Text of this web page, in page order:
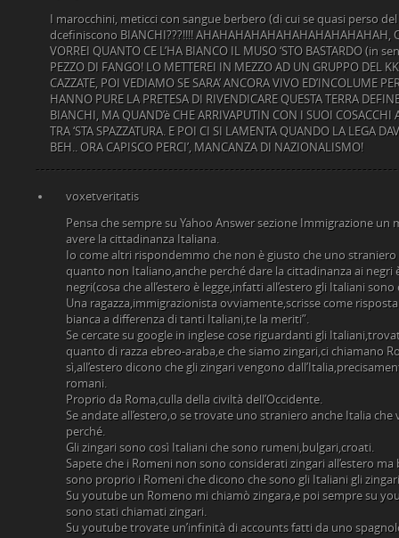
I marocchini, meticci con sangue berbero (di cui se quasi perso
dcefiniscono BIANCHI???!!!! AHAHAHAHAHAHAHAHAHAHAHAH,
VORREI QUANTO CE L’HA BIANCO IL MUSO ‘STO BASTARDO (in
PEZZO DI FANGO! LO METTEREI IN MEZZO AD UN GRUPPO DEL
CAZZATE, POI VEDIAMO SE SARA’ ANCORA VIVO ED’INCOLUME
HANNO PURE LA PRETESA DI RIVENDICARE QUESTA TERRA
BIANCHI, MA QUAND’è CHE ARRIVAPUTIN CON I SUOI COSACCHI
TRA ‘STA SPAZZATURA. E POI CI SI LAMENTA QUANDO LA LEGA
BEH.. ORA CAPISCO PERCI’, MANCANZA DI NAZIONALISMO!
voxetveritatis
Pensa che sempre su Yahoo Answer sezione Immigrazione un
avere la cittadinanza Italiana.
Io come altri rispondemmo che non è giusto che uno
quanto non Italiano,anche perché dare la cittadinanza ai negri
negri(cosa che all’estero è legge,infatti all’estero gli Italiani
Una ragazza,immigrazionista ovviamente,scrisse come
bianca a differenza di tanti Italiani,te la meriti”.
Se cercate su google in inglese cose riguardanti gli
quanto di razza ebreo-araba,e che siamo zingari,ci chiamano
sì,all’estero dicono che gli zingari vengono
romani.
Proprio da Roma,culla della civiltà dell’Occidente.
Se andate all’estero,o se trovate uno straniero anche Italia
perché.
Gli zingari sono così Italiani che sono rumeni,bulgari,croati.
Sapete che i Romeni non sono considerati zingari all’estero ma
sono proprio i Romeni che dicono che sono gli Italiani gli
Su youtube un Romeno mi chiamò zingara,e poi sempre su
sono stati chiamati zingari.
Su youtube trovate un’infinità di accounts fatti da uno